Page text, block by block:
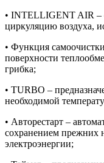
• INTELLIGENT AIR –
циркуляцию воздуха,
• Функция
поверхности
грибка;
• TURBO –
необходимой
• Авторестарт –
сохранением прежних
электроэнергии;